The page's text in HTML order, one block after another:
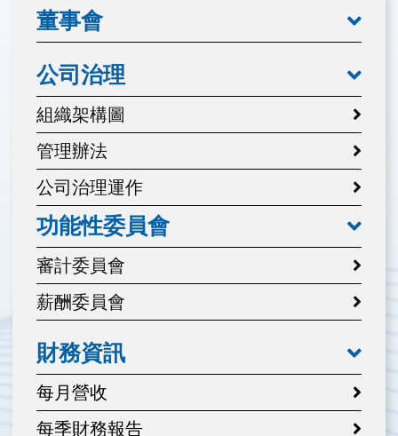
董事會
公司治理
組織架構圖
管理辦法
公司治理運作
功能性委員會
審計委員會
薪酬委員會
財務資訊
每月營收
每季財務報告